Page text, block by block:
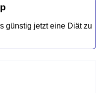
günstig jetzt eine Diät zu